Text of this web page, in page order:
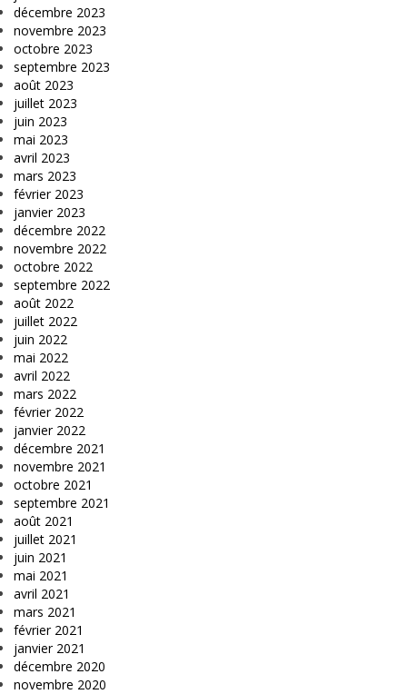
décembre 2023
novembre 2023
octobre 2023
septembre 2023
août 2023
juillet 2023
juin 2023
mai 2023
avril 2023
mars 2023
février 2023
janvier 2023
décembre 2022
novembre 2022
octobre 2022
septembre 2022
août 2022
juillet 2022
juin 2022
mai 2022
avril 2022
mars 2022
février 2022
janvier 2022
décembre 2021
novembre 2021
octobre 2021
septembre 2021
août 2021
juillet 2021
juin 2021
mai 2021
avril 2021
mars 2021
février 2021
janvier 2021
décembre 2020
novembre 2020